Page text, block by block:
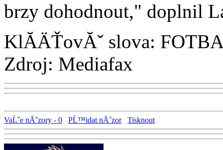
brzy dohodnout," doplnil
KlĂ­ÄŤovĂˇ slova:
Zdroj: Mediafax
VaĹˇe nĂˇzory - 0 PĹ™idat nĂˇzor Tisknout